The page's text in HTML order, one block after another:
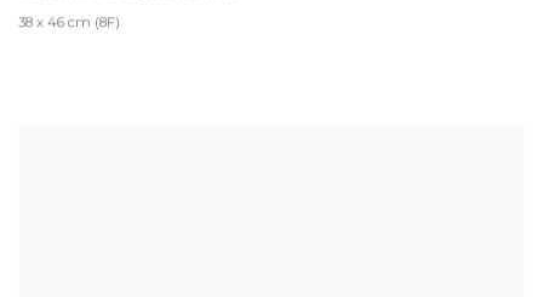
38 x 46 cm (8F)